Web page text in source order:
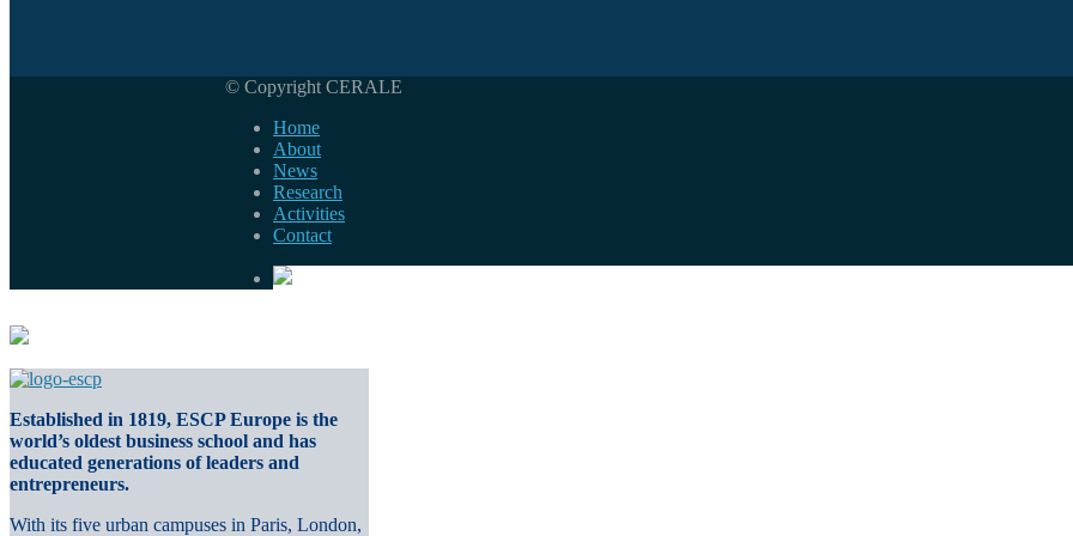
© Copyright CERALE
Home
About
News
Research
Activities
Contact
Established in 1819, ESCP Europe is the
world’s oldest business school and has
educated generations of leaders and
entrepreneurs.
With its five urban campuses in Paris, London,